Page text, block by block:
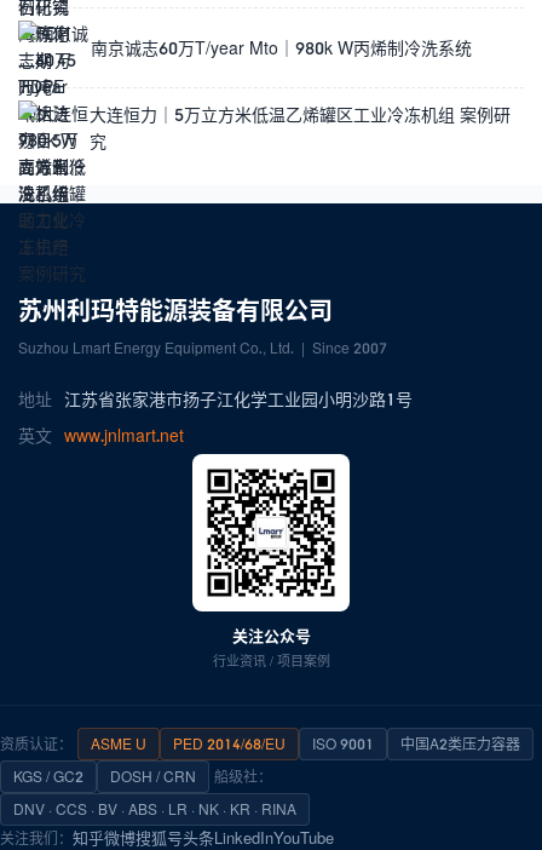
南京诚志60万T/year Mto｜980k W丙烯制冷洗系统
大连恒力｜5万立方米低温乙烯罐区工业冷冻机组 案例研
究
苏州利玛特能源装备有限公司
Suzhou Lmart Energy Equipment Co., Ltd. | Since 2007
地址 江苏省张家港市扬子江化学工业园小明沙路1号
英文 www.jnlmart.net
关注公众号
行业资讯 / 项目案例
资质认证： ASME U PED 2014/68/EU ISO 9001
中国A2类压力容器
KGS / GC2
DOSH / CRN
船级社：
DNV · CCS · BV · ABS · LR · NK · KR · RINA
关注我们： 知乎微博搜狐号头条LinkedInYouTube